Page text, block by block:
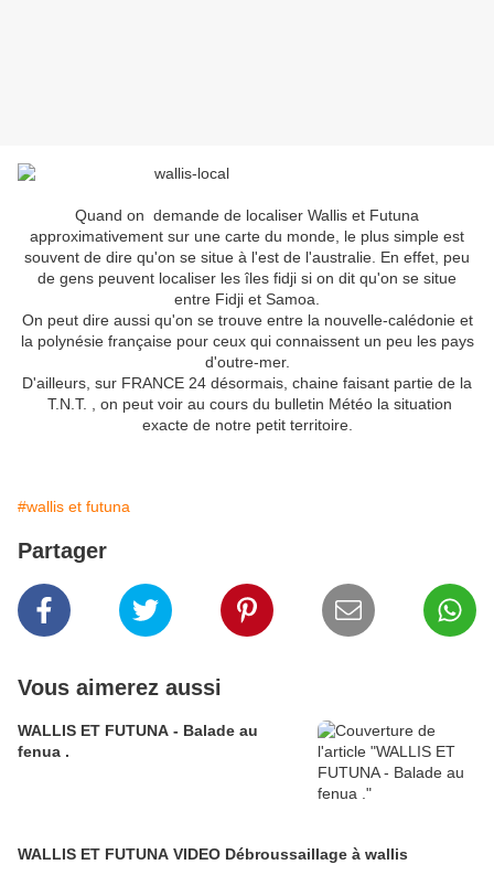
Quand on demande de localiser Wallis et Futuna
approximativement sur une carte du monde, le plus simple est
souvent de dire qu'on se situe à l'est de l'australie. En effet, peu
de gens peuvent localiser les îles fidji si on dit qu'on se situe
entre Fidji et Samoa.
On peut dire aussi qu'on se trouve entre la nouvelle-calédonie et
la polynésie française pour ceux qui connaissent un peu les pays
d'outre-mer.
D'ailleurs, sur FRANCE 24 désormais, chaine faisant partie de la
T.N.T. , on peut voir au cours du bulletin Météo la situation
exacte de notre petit territoire.
#wallis et futuna
Partager
Vous aimerez aussi
WALLIS ET FUTUNA - Balade au
fenua .
WALLIS ET FUTUNA VIDEO Débroussaillage à wallis